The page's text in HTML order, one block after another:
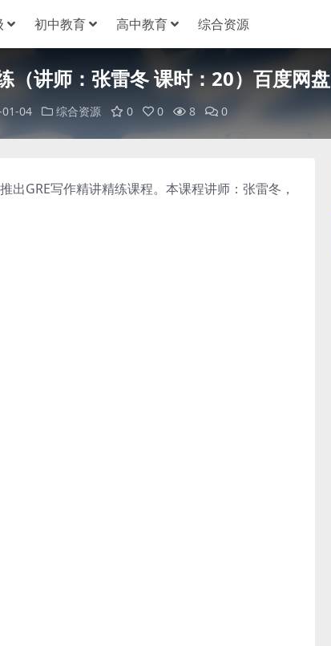
初中教育 高中教育 综合资源
（讲师：张雷冬 课时：20）百度网盘
04 综合资源 0 0 8 0
GRE写作精讲精练课程。本课程讲师：张雷冬，